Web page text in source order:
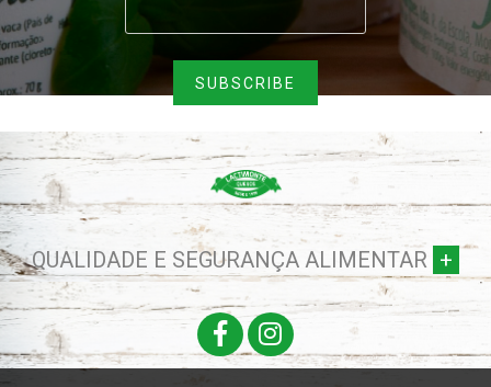
QUALIDADE E SEGURANÇA ALIMENTAR +